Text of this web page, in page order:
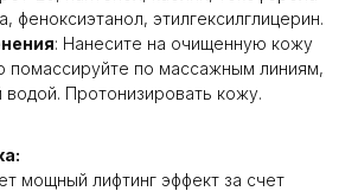
феноксиэтанол, этилгексилглицерин.
: Нанесите на очищенную кожу
помассируйте по массажным линиям,
водой. Протонизировать кожу.
мощный лифтинг эффект за счет